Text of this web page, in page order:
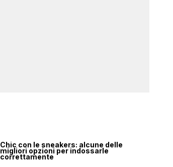
Chic con le sneakers: alcune delle
migliori opzioni per indossarle
correttamente